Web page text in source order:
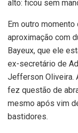
alto: ficou sem
Em outro
aproximação com
Bayeux, que ele
ex-secretário de
Jefferson Oliveira.
fez questão de
mesmo após vim
bastidores.